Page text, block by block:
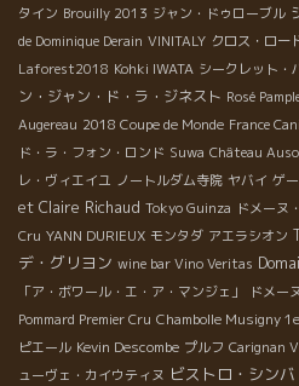
タイン Brouilly 2013 ジャン・ドゥローブル
de Dominique Derain VINITALY クロス・ロー
Laforest2018 Kohki IWATA シークレット・
ン・ジャン・ド・ラ・ジネスト Rosé
Augereau 2018 Coupe de Monde France
ド・ラ・フォン・ロンド Suwa Château
レ・ヴィエイユ ノートルダム寺院 ヤバイ ゲ
et Claire Richaud Tokyo Guinza ドメーヌ
Cru YANN DURIEUX モンタダ アエラシオン
デ・グリヨン wine bar Vino Veritas
「ア・ボワール・エ・ア・マンジェ」
ドメー
Pommard Premier Cru Chambolle Musigny
ピエール Kevin Descombe プルフ Carignan
ューヴェ・カイウティヌ ビストロ・シンバ